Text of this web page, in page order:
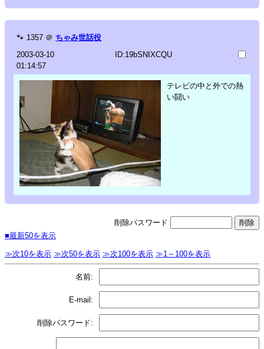
🐾 1357 ＠ ちゃみ世話役
2003-03-10
01:14:57
ID:19bSNIXCQU
テレビの中と外での熱
い闘い
削除パスワード
■最新50を表示
≫次10を表示 ≫次50を表示 ≫次100を表示 ≫1～100を表示
名前:
E-mail:
削除パスワード: